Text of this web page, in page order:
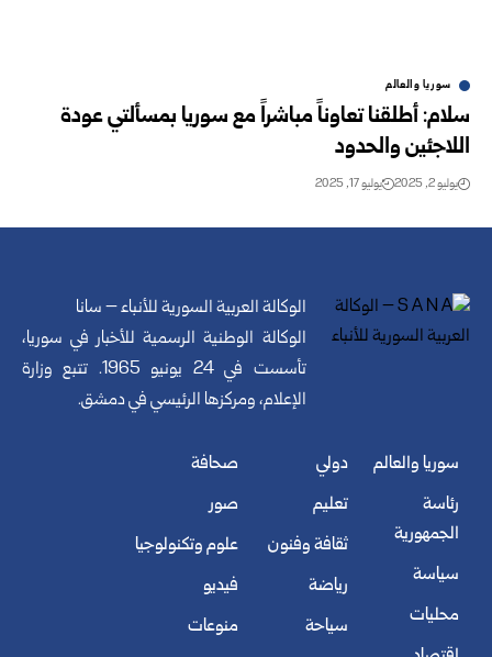
سوريا والعالم
سلام: أطلقنا تعاوناً مباشراً مع سوريا بمسألتي عودة
اللاجئين والحدود
يوليو 2, 2025 يوليو 17, 2025
الوكالة العربية السورية للأنباء – سانا
الوكالة الوطنية الرسمية للأخبار في سوريا،
تأسست في 24 يونيو 1965. تتبع وزارة
الإعلام، ومركزها الرئيسي في دمشق.
سوريا والعالم
رئاسة
الجمهورية
سياسة
محليات
دولي
تعليم
ثقافة وفنون
رياضة
سياحة
صحافة
صور
علوم وتكنولوجيا
فيديو
منوعات